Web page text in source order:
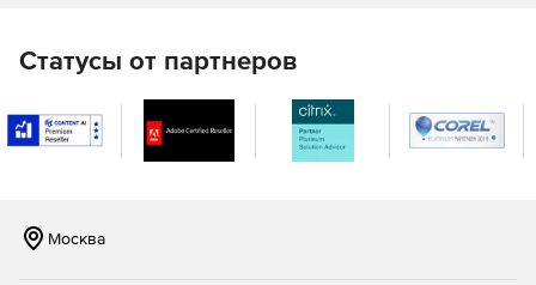
Поддержка модульности: корректная обработка
сложных ASN.1‑модулей.
Статусы от партнеров
Москва